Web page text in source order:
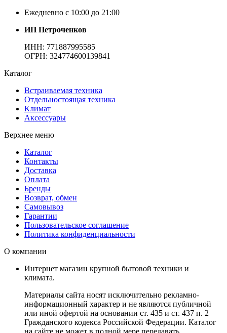
Ежедневно с 10:00 до 21:00
ИП Петроченков
ИНН: 771887995585
ОГРН: 324774600139841
Каталог
Встраиваемая техника
Отдельностоящая техника
Климат
Аксессуары
Верхнее меню
Каталог
Контакты
Доставка
Оплата
Бренды
Возврат, обмен
Самовывоз
Гарантии
Пользовательское соглашение
Политика конфиденциальности
О компании
Интернет магазин крупной бытовой техники и
климата.
Материалы сайта носят исключительно рекламно-
информационный характер и не являются публичной
или иной офертой на основании ст. 435 и ст. 437 п. 2
Гражданского кодекса Российской Федерации. Каталог
на сайте не может в полной мере передавать